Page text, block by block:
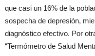
que casi un 16% de la
sospecha de depresión,
diagnóstico efectivo. Por
“Termómetro de Salud